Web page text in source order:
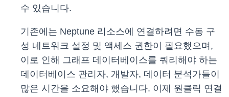
수 있습니다.
기존에는 Neptune 리소스에 연결하려면 수동 구
성 네트워크 설정 및 액세스 권한이 필요했으며,
이로 인해 그래프 데이터베이스를 쿼리해야 하는
데이터베이스 관리자, 개발자, 데이터 분석가들이
많은 시간을 소요해야 했습니다. 이제 원클릭 연결